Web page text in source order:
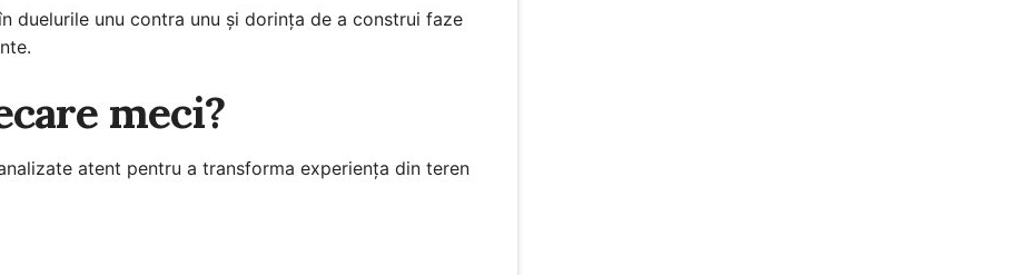
duelurile unu contra unu și dorința de a construi faze
meci?
atent pentru a transforma experiența din teren